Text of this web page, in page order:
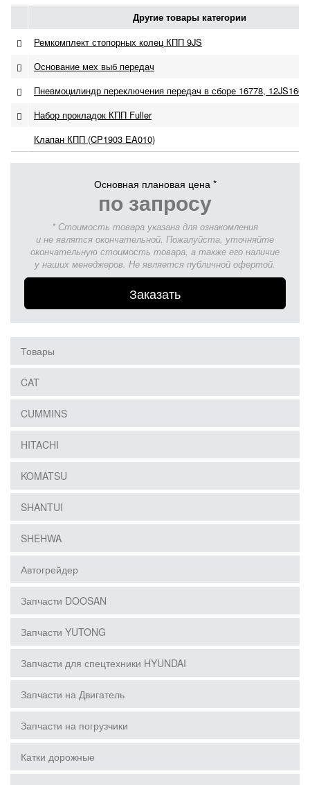
Другие товары категории
Ремкомплект стопорных колец КПП 9JS
Основание мех выб передач
Пневмоцилиндр переключения передач в сборе 16778,
Набор прокладок КПП Fuller
Клапан КПП (CP1903 EA010)
Основная плановая цена *
по запросу
* Стоимость товара указана для ознакомления
и не являтся окончательной. Пожалуйста, уточняйте
окончательную стоимость товара, а также его наличие
у наших менеджеров. Не является публичной офертой.
Заказать
Товары
CAT
CUMMINS
HITACHI
KOMATSU
SHANTUI
SHEHWA
Автогрейдер
Запчасти DOOSAN
Запчасти YUTONG
Запчасти для спецтехники HYUNDAI
Запчасти на Двигатель
Запчасти на погрузчики
Катки дорожные